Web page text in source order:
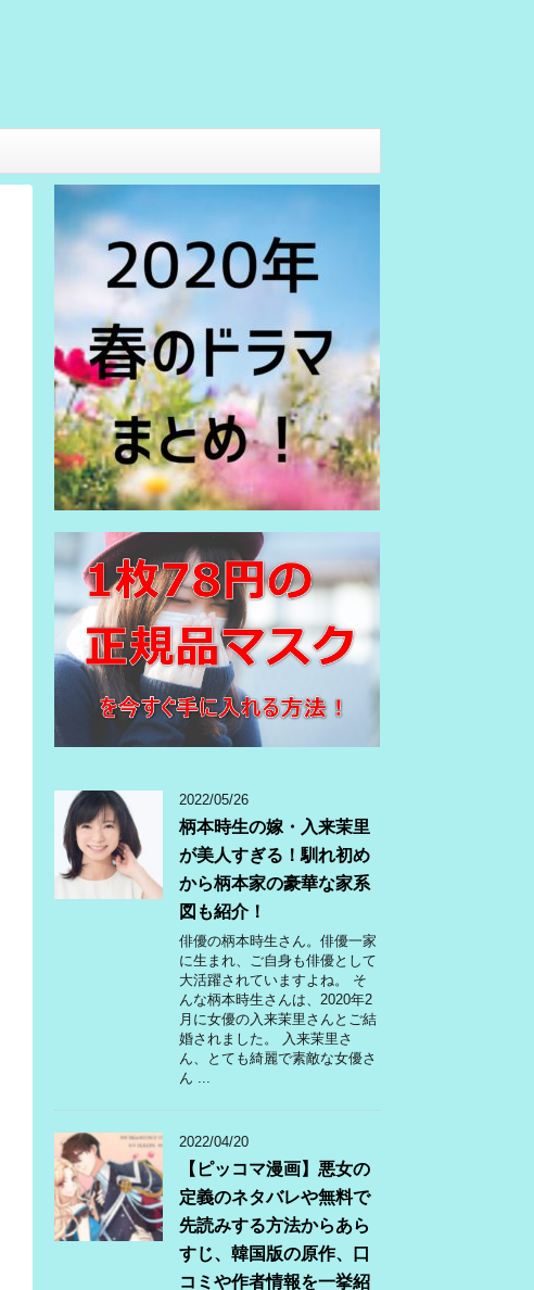
2022/05/26
柄本時生の嫁・入来茉里
が美人すぎる！馴れ初め
から柄本家の豪華な家系
図も紹介！
俳優の柄本時生さん。俳優一家
に生まれ、ご自身も俳優として
大活躍されていますよね。 そ
んな柄本時生さんは、2020年2
月に女優の入来茉里さんとご結
婚されました。 入来茉里さ
ん、とても綺麗で素敵な女優さ
ん ...
2022/04/20
【ピッコマ漫画】悪女の
定義のネタバレや無料で
先読みする方法からあら
すじ、韓国版の原作、口
コミや作者情報を一挙紹